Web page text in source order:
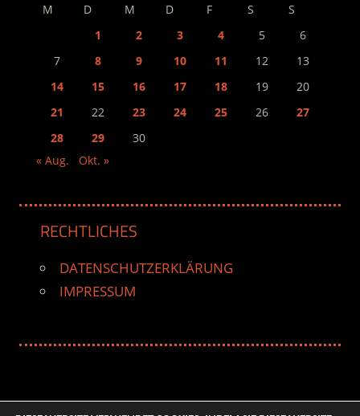
M D M D F S
S
1
2 3 4 5
6
7
8 9 10 11 12
13
14
15 16 17 18 19
20
21
22 23 24 25 26
27
28
29
30
« Aug.
Okt. »
RECHTLICHES
DATENSCHUTZERKLÄRUNG
IMPRESSUM